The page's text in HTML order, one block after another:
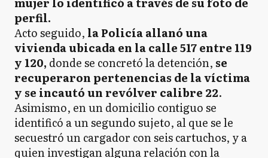
perfil.
Acto seguido, la Policía allanó una
vivienda ubicada en la calle 517 entre 119
y 120, donde se concretó la detención, se
recuperaron pertenencias de la víctima
y se incautó un revólver calibre 22.
Asimismo, en un domicilio contiguo se
identificó a un segundo sujeto, al que se le
secuestró un cargador con seis cartuchos, y a
quien investigan alguna relación con la